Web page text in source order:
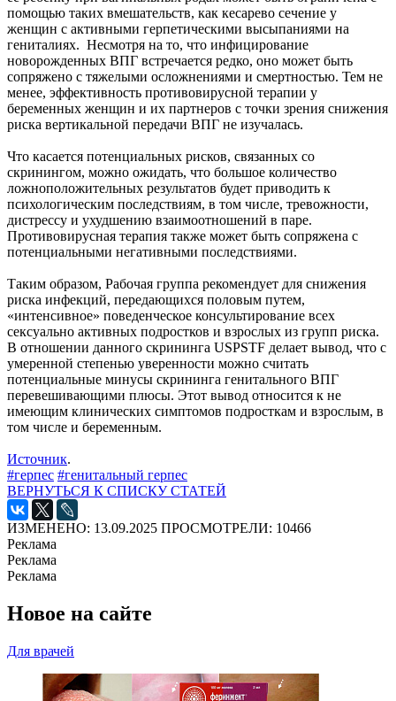
помощью таких вмешательств, как кесарево сечение у
женщин с активными герпетическими высыпаниями на
гениталиях. Несмотря на то, что инфицирование
новорожденных ВПГ встречается редко, оно может быть
сопряжено с тяжелыми осложнениями и смертностью. Тем не
менее, эффективность противовирусной терапии у
беременных женщин и их партнеров с точки зрения снижения
риска вертикальной передачи ВПГ не изучалась.
Что касается потенциальных рисков, связанных со
скринингом, можно ожидать, что большое количество
ложноположительных результатов будет приводить к
психологическим последствиям, в том числе, тревожности,
дистрессу и ухудшению взаимоотношений в паре.
Противовирусная терапия также может быть сопряжена с
потенциальными негативными последствиями.
Таким образом, Рабочая группа рекомендует для снижения
риска инфекций, передающихся половым путем,
«интенсивное» поведенческое консультирование всех
сексуально активных подростков и взрослых из групп риска.
В отношении данного скрининга USPSTF делает вывод, что с
умеренной степенью уверенности можно считать
потенциальные минусы скрининга генитального ВПГ
перевешивающими плюсы. Этот вывод относится к не
имеющим клинических симптомов подросткам и взрослым, в
том числе и беременным.
Источник.
#герпес #генитальный герпес
ВЕРНУТЬСЯ К СПИСКУ СТАТЕЙ
ИЗМЕНЕНО: 13.09.2025 ПРОСМОТРЕЛИ: 10466
Реклама
Реклама
Реклама
Новое на сайте
Для врачей